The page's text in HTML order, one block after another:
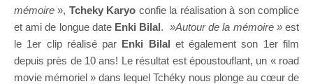
mémoire », Tcheky Karyo confie la réalisation à son complice
et ami de longue date Enki Bilal. »Autour de la mémoire »est
le 1er clip réalisé par Enki Bilal et également son 1er film
depuis près de 10 ans! Le résultat est époustouflant, un « road
movie mémoriel » dans lequel Tchéky nous plonge au cœur de